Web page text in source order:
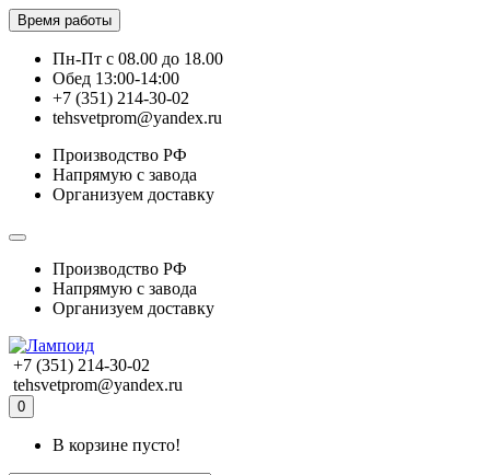
Время работы
Пн-Пт с 08.00 до 18.00
Обед 13:00-14:00
+7 (351) 214-30-02
tehsvetprom@yandex.ru
Производство РФ
Напрямую с завода
Организуем доставку
Производство РФ
Напрямую с завода
Организуем доставку
+7 (351) 214-30-02
tehsvetprom@yandex.ru
0
В корзине пусто!